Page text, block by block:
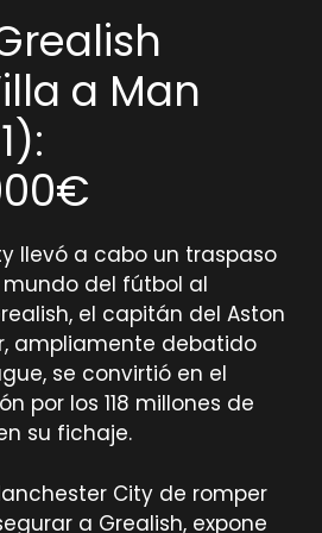
a Man
llevó a cabo un traspaso
del fútbol al
el capitán del Aston
ampliamente debatido
se convirtió en el
por los 118 millones de
su fichaje.
City de romper
a Grealish, expone